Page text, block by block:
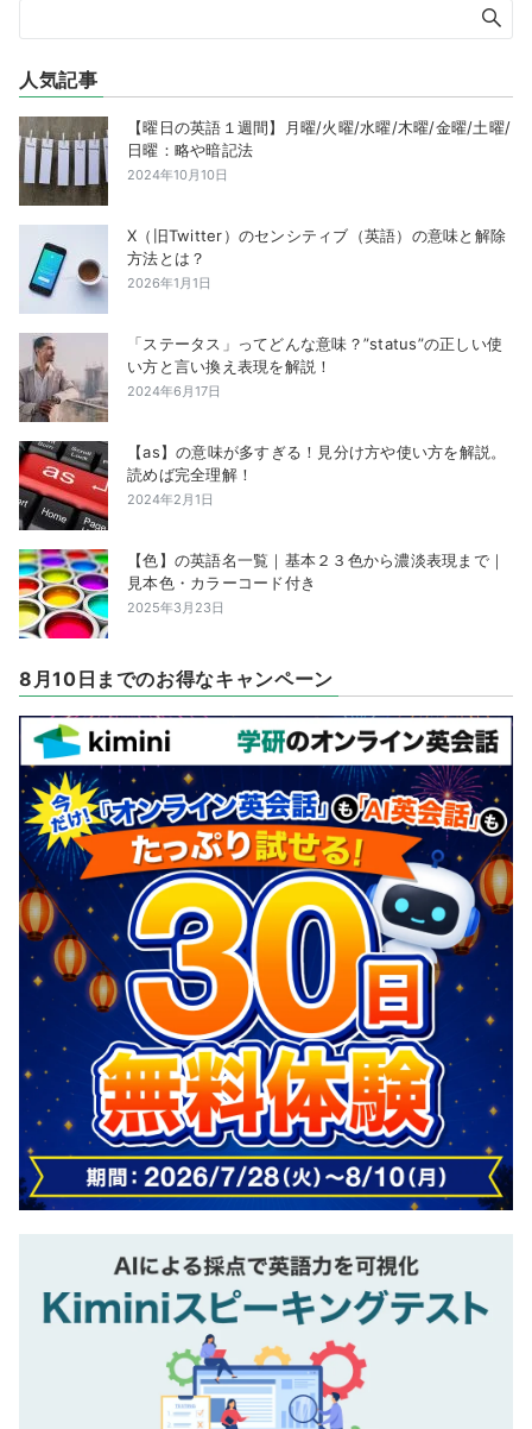
人気記事
【曜日の英語１週間】月曜/火曜/水曜/木曜/金曜/土曜/
日曜：略や暗記法
2024年10月10日
X（旧Twitter）のセンシティブ（英語）の意味と解除
方法とは？
2026年1月1日
「ステータス」ってどんな意味？”status”の正しい使
い方と言い換え表現を解説！
2024年6月17日
【as】の意味が多すぎる！見分け方や使い方を解説。
読めば完全理解！
2024年2月1日
【色】の英語名一覧｜基本２３色から濃淡表現まで｜
見本色・カラーコード付き
2025年3月23日
8月10日までのお得なキャンペーン